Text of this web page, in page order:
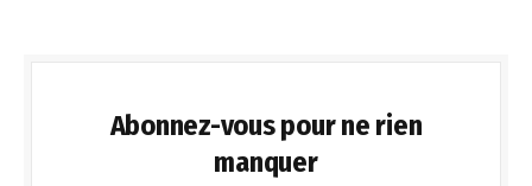
Abonnez-vous pour ne rien
manquer